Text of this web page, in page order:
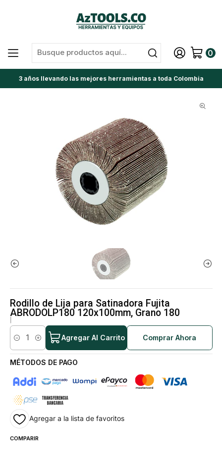
0
3 años llevando las mejores herramientas a toda Colombia
Rodillo de Lija para Satinadora Fujita
ABRODOLP180 120x100mm, Grano 180
Cantidad
Agregar Al Carrito Comprar Ahora
MÉTODOS DE PAGO
Agregar a la lista de favoritos
COMPARIR